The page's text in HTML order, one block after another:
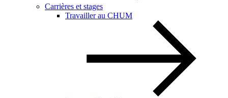
Carrières et stages
Travailler au CHUM